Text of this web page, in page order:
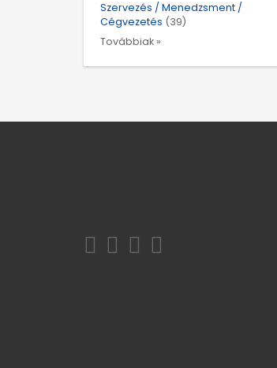
Szervezés / Menedzsment /
Cégvezetés (39)
Továbbiak »